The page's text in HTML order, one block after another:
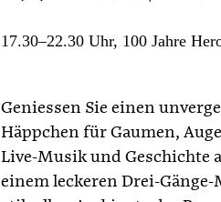
17.30–22.30 Uhr, 100 Jahre
Geniessen Sie einen
Häppchen für Gaumen,
Live-Musik und Geschichte
einem leckeren Drei-